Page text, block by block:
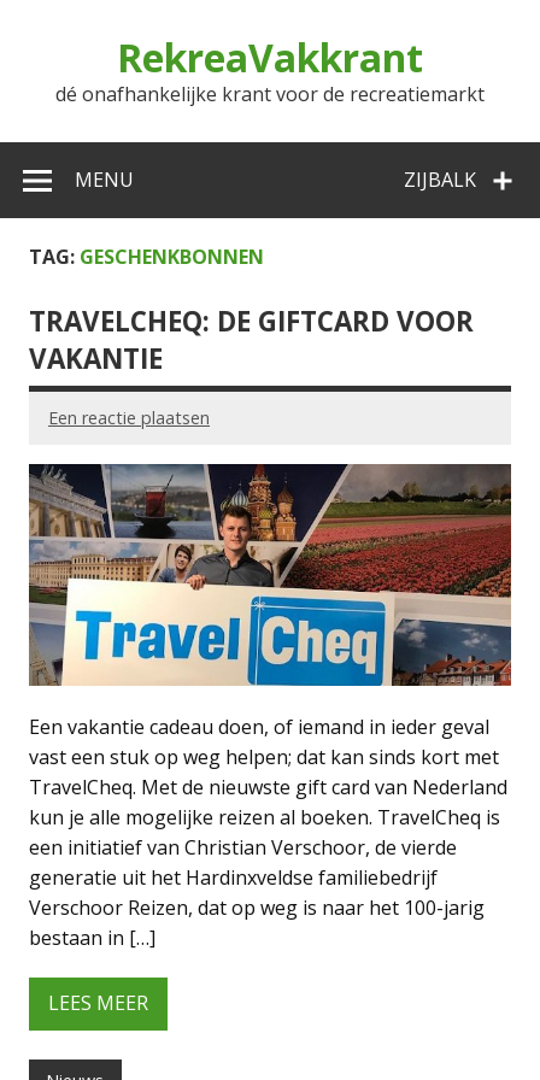
RekreaVakkrant
dé onafhankelijke krant voor de recreatiemarkt
ZIJBALK
MENU
TAG: GESCHENKBONNEN
TRAVELCHEQ: DE GIFTCARD VOOR
VAKANTIE
Een reactie plaatsen
Een vakantie cadeau doen, of iemand in ieder geval
vast een stuk op weg helpen; dat kan sinds kort met
TravelCheq. Met de nieuwste gift card van Nederland
kun je alle mogelijke reizen al boeken. TravelCheq is
een initiatief van Christian Verschoor, de vierde
generatie uit het Hardinxveldse familiebedrijf
Verschoor Reizen, dat op weg is naar het 100-jarig
bestaan in […]
LEES MEER